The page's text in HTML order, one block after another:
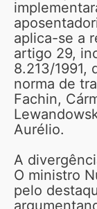
aplica-se a
artigo 29,
8.213/1991,
norma de
Fachin,
Aurélio.
A
O ministro
pelo